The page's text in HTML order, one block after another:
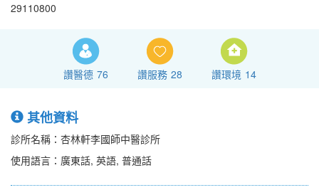
29110800
讚醫德 76 讚服務 28 讚環境 14
其他資料
診所名稱：杏林軒李國師中醫診所
使用語言：廣東話, 英語, 普通話